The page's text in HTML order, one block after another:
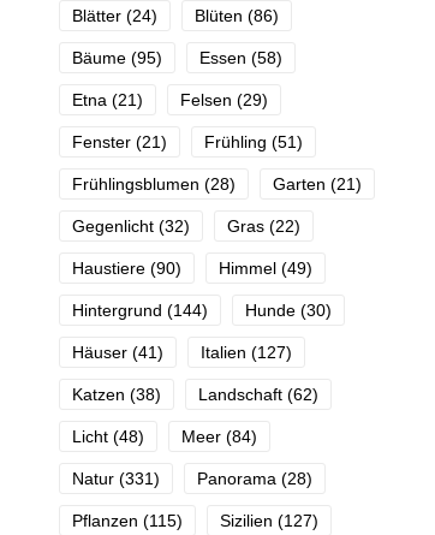
Blätter (24) Blüten (86)
Bäume (95) Essen (58)
Etna (21) Felsen (29)
Fenster (21) Frühling (51)
Frühlingsblumen (28) Garten (21)
Gegenlicht (32) Gras (22)
Haustiere (90) Himmel (49)
Hintergrund (144) Hunde (30)
Häuser (41) Italien (127)
Katzen (38) Landschaft (62)
Licht (48) Meer (84)
Natur (331) Panorama (28)
Pflanzen (115) Sizilien (127)